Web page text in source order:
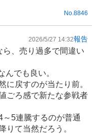
No. 8846
2026/5/27 14:32報告
、売り過多で間違い
んでも良い。
戻すのが当たり前。
ごろ感で新たな参戦者
5連騰するのが普通
りて当然だろう。